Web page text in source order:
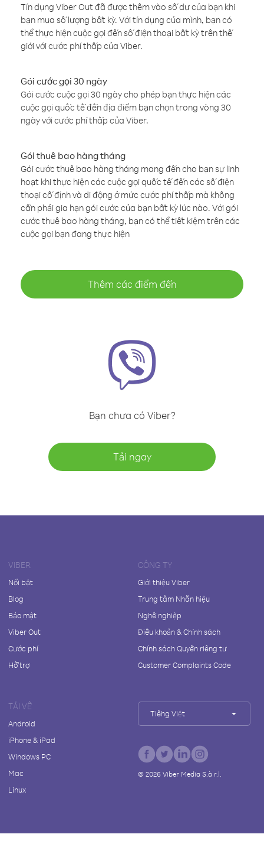
Tín dụng Viber Out đã được thêm vào số dư của bạn khi
bạn mua số lượng bất kỳ. Với tín dụng của mình, bạn có
thể thực hiện cuộc gọi đến số điện thoại bất kỳ trên thế
giới với cước phí thấp của Viber.
Gói cước gọi 30 ngày
Gói cước cuộc gọi 30 ngày cho phép bạn thực hiện các
cuộc gọi quốc tế đến địa điểm bạn chọn trong vòng 30
ngày với cước phí thấp của Viber.
Gói thuê bao hàng tháng
Gói cước thuê bao hàng tháng mang đến cho bạn sự linh
hoạt khi thực hiện các cuộc gọi quốc tế đến các số điện
thoại cố định và di động ở mức cước phí thấp mà không
cần phải gia hạn gói cước của bạn bất kỳ lúc nào. Với gói
cước thuê bao hàng tháng, bạn có thể tiết kiệm trên các
cuộc gọi bạn đang thực hiện
Thêm các điểm đến
Bạn chưa có Viber?
Tải ngay
VIBER
Nổi bật
Blog
Bảo mật
Viber Out
Cước phí
Hỗ trợ
CÔNG TY
Giới thiệu Viber
Trung tâm Nhãn hiệu
Nghề nghiệp
Điều khoản & Chính sách
Chính sách Quyền riêng tư
Customer Complaints Code
TẢI VỀ
Android
iPhone & iPad
Windows PC
Mac
Linux
Tiếng Việt
© 2026Viber Media S.à r.l.